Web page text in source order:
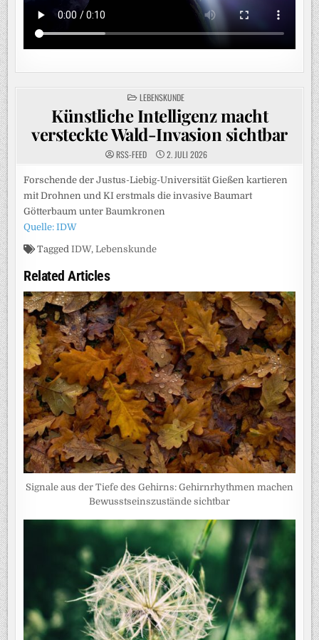
POSTED
IN
LEBENSKUNDE
Künstliche Intelligenz macht
versteckte Wald-Invasion sichtbar
RSS-FEED 2. JULI 2026
Forschende der Justus-Liebig-Universität Gießen kartieren
mit Drohnen und KI erstmals die invasive Baumart
Götterbaum unter Baumkronen
Quelle: IDW
TaggedIDW,Lebenskunde
Related Articles
Signale aus der Tiefe des Gehirns: Gehirnrhythmen machen
Bewusstseinszustände sichtbar